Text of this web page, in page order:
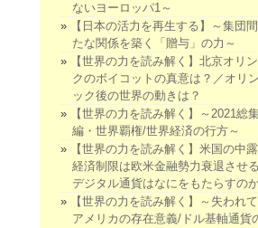
ないヨーロッパ1～
【日本の活力を再生する】～集団
たな関係を築く「贈与」の力～
【世界の力を読み解く】北京オリ
クのボイコットの真意は？／オリ
ック後の世界の動きは？
【世界の力を読み解く】～2021総集
編・世界覇権/世界経済の行方～
【世界の力を読み解く】米国の中
経済制限は欧米金融勢力衰退させ
デジタル通貨はなにをもたらすの
【世界の力を読み解く】～失われて
アメリカの存在意義/ドル基軸通貨